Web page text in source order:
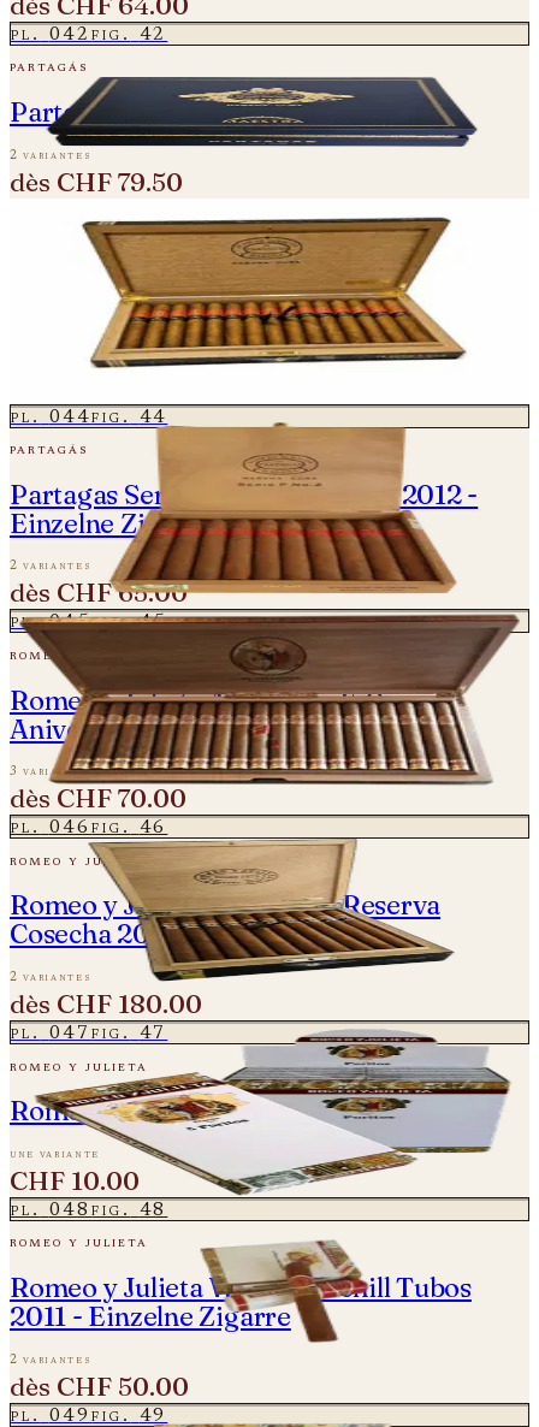
pl. 042fig. 42
partagás
Partagas Linea Maestro - Rito
2 variantes
dès CHF 79.50
Partagas Serie E No.2 Gran Reserva
Cosecha 2015
une variante
pl. 044fig. 44
partagás
Partagas Serie P No. 2 - Vintage 2012 -
Einzelne Zigarre
2 variantes
dès CHF 65.00
pl. 045fig. 45
romeo y julieta
Romeo y Julieta Amantes - 150
Aniversario
3 variantes
dès CHF 70.00
pl. 046fig. 46
romeo y julieta
Romeo y Julieta - Churchill Reserva
Cosecha 2008
2 variantes
dès CHF 180.00
pl. 047fig. 47
romeo y julieta
Romeo y Julieta Puritos
une variante
CHF 10.00
pl. 048fig. 48
romeo y julieta
Romeo y Julieta Wide Churchill Tubos
2011 - Einzelne Zigarre
2 variantes
dès CHF 50.00
pl. 049fig. 49